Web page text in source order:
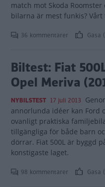
match mot Skoda
bilarna är mest funkis? Vårt
36 kommentarer Gasa
Biltest: Fiat
Opel Meriva
NYBILSTEST 17 juli 2013
annorlunda idéer kan Ford
ovanligt praktiska
tillgängliga för både barn
dörrar. Fiat 500L är byggd
konstigaste laget.
98 kommentarer Gasa